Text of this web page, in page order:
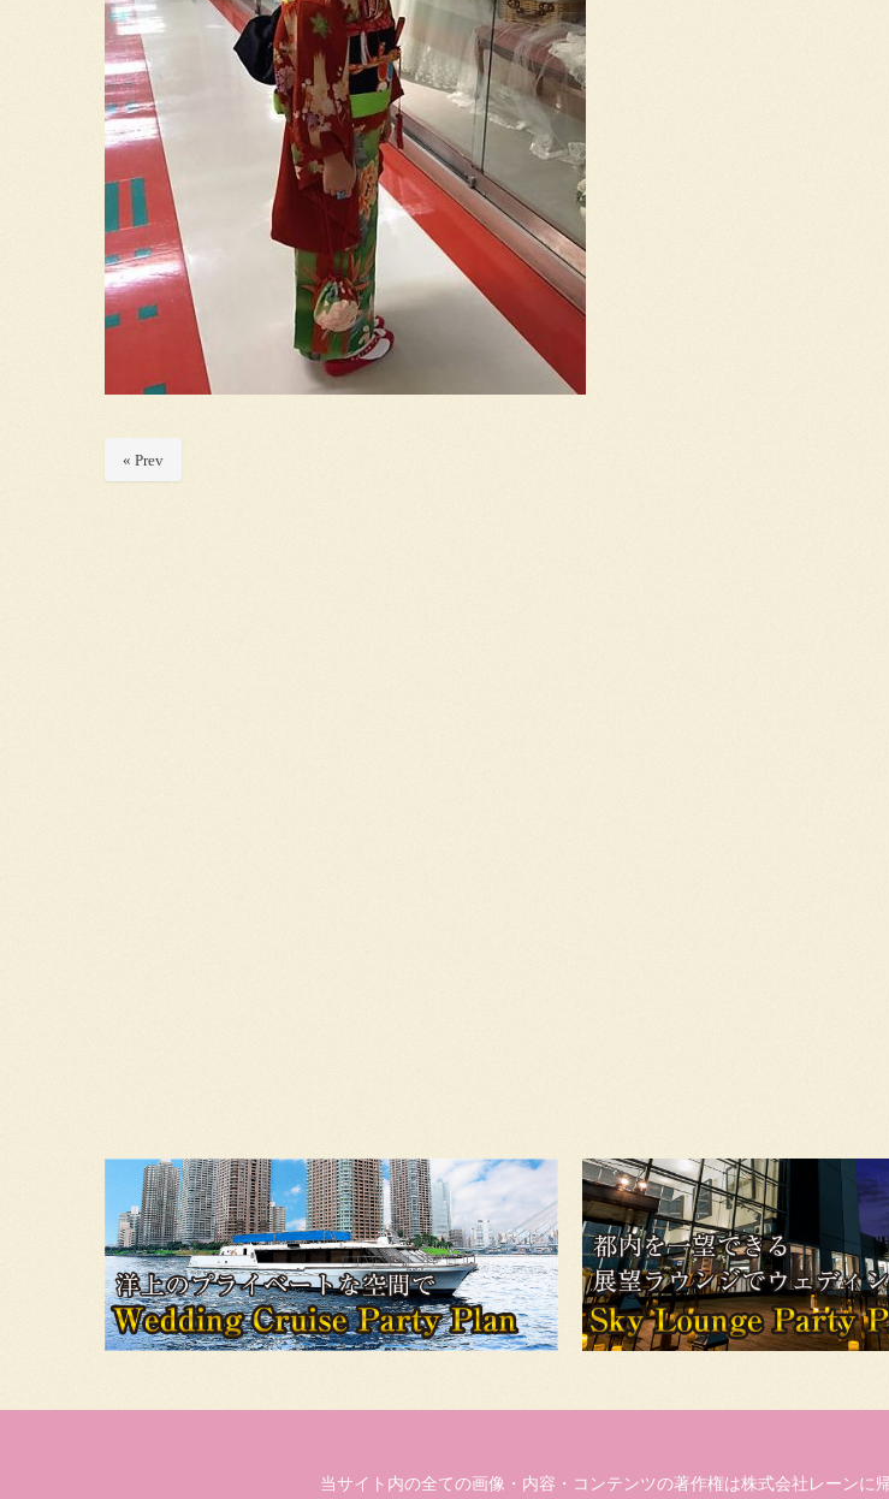
« Prev
当サイト内の全ての画像・内容・コンテンツの著作権は株式会社レーンに